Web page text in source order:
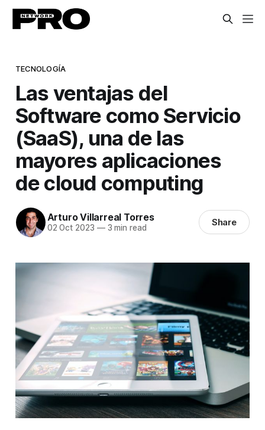
TECNOLOGÍA
Las ventajas del
Software como Servicio
(SaaS), una de las
mayores aplicaciones
de cloud computing
Arturo Villarreal Torres
02 Oct 2023 —3 min read Share